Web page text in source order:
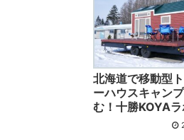
北海道で移動型
ーハウスキャン
む！十勝KOYA